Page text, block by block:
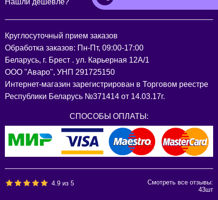
Нашли дешевле?
Круглосуточный прием заказов
Обработка заказов: Пн-Пт, 09:00-17:00
Беларусь, г. Брест . ул. Карьерная 12А/1
ООО "Аваро", УНП 291725150
Интернет-магазин зарегистрирован в Торговом реестре
Республики Беларусь №371414 от 14.03.17г.
СПОСОБЫ ОПЛАТЫ:
4.9 из5
Смотреть все отзывы:
43шт